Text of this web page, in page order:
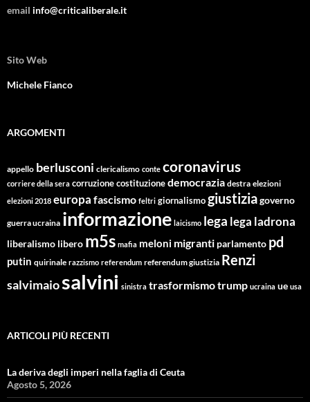
email info@criticaliberale.it
Sito Web
Michele Fianco
ARGOMENTI
appello berlusconi clericalismo conte coronavirus
corriere della sera corruzionecostituzionedemocrazia destra elezioni
elezioni 2018 europa fascismo feltri giornalismogiustiziagoverno
guerra ucraina informazione laicismo lega lega ladrona
liberalismo libero m5s mafia meloni migranti parlamento pd
putin quirinale razzismo referendum referendum giustizia Renzi
salvimaiosalvini sinistra trasformismotrump ucraina ue usa
ARTICOLI PIÙ RECENTI
La deriva degli imperi nella faglia di Ceuta
Agosto 5, 2026